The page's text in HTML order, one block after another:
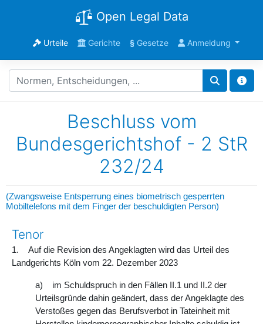
Open Legal Data
Urteile Gerichte §Gesetze Anmeldung
Beschluss vom
Bundesgerichtshof - 2 StR
232/24
(Zwangsweise Entsperrung eines biometrisch gesperrten
Mobiltelefons mit dem Finger der beschuldigten Person)
Tenor
1. Auf die Revision des Angeklagten wird das Urteil des
Landgerichts Köln vom 22. Dezember 2023
a) im Schuldspruch in den Fällen II.1 und II.2 der
Urteilsgründe dahin geändert, dass der Angeklagte des
Verstoßes gegen das Berufsverbot in Tateinheit mit